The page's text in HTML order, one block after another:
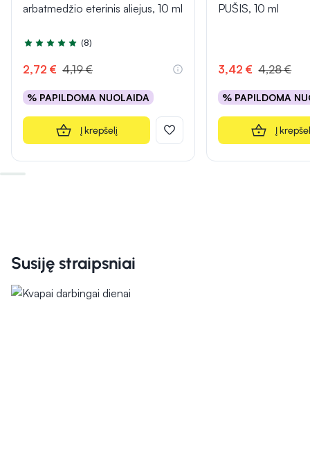
arbatmedžio eterinis aliejus, 10 ml
Įvertinimas 4.9 iš 5
(8)
2,72 € 4,19 €
% PAPILDOMA NUOLAIDA
Į krepšelį
PUŠIS, 10 ml
3,42 € 4,28 €
% PAPILDOMA
Į
Susiję straipsniai